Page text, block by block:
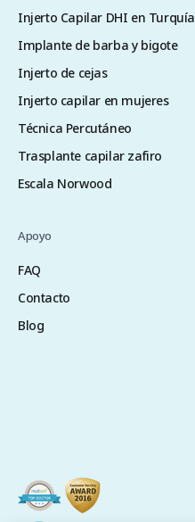
Injerto Capilar DHI en Turquía
Implante de barba y bigote
Injerto de cejas
Injerto capilar en mujeres
Técnica Percutáneo
Trasplante capilar zafiro
Escala Norwood
Apoyo
FAQ
Contacto
Blog